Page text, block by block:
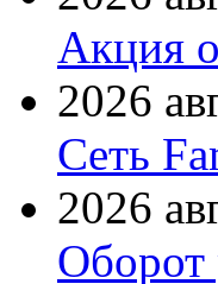
Акция
2026
Сеть
2026
Оборот